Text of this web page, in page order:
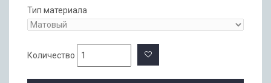
Тип материала
Количество